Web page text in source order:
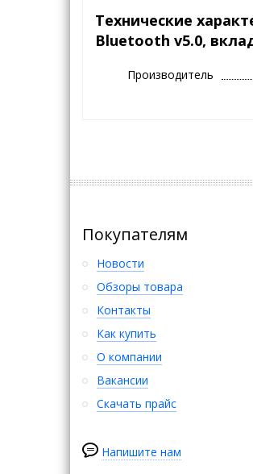
Технические
Bluetooth v5.0,
Производитель
Покупателям
Новости
Обзоры товара
Контакты
Как купить
О компании
Вакансии
Скачать прайс
Напишите нам